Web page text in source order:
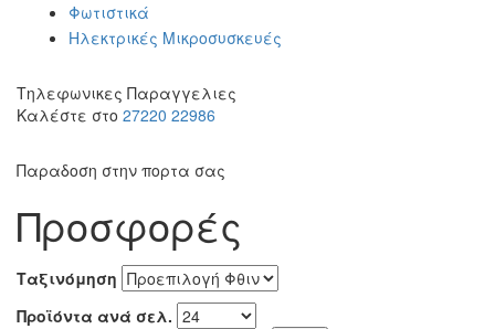
Φωτιστικά
Ηλεκτρικές Μικροσυσκευές
Τηλεφωνικες Παραγγελιες
Καλέστε στο 27220 22986
Παραδοση στην πορτα σας
Προσφορές
Ταξινόμηση
Προϊόντα ανά σελ.